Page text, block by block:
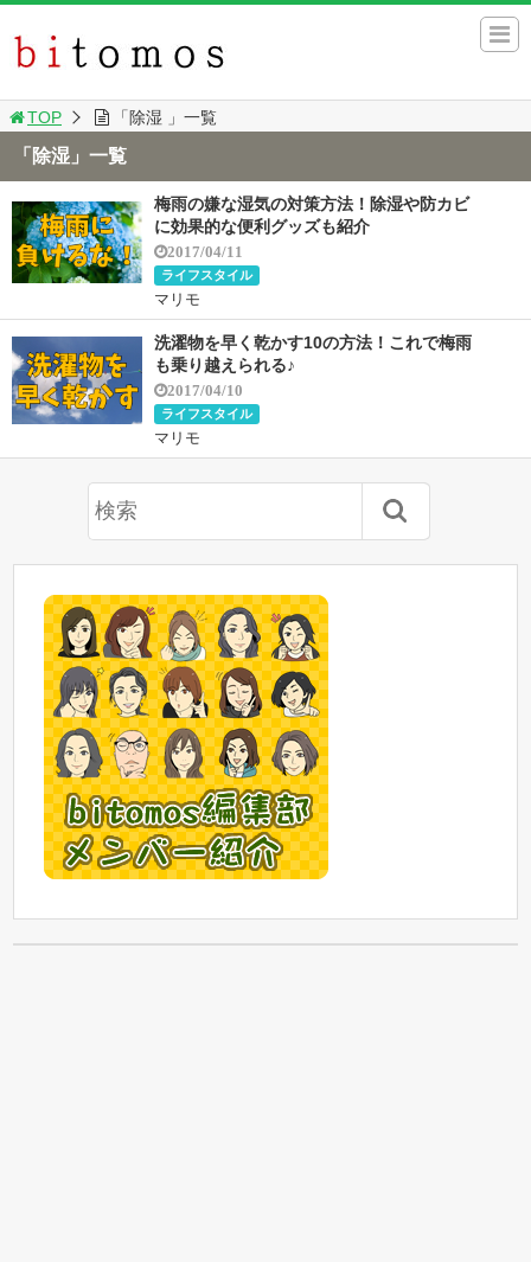
TOP 「除湿 」一覧
「除湿」一覧
梅雨の嫌な湿気の対策方法！除湿や防カビ
に効果的な便利グッズも紹介
2017/04/11
ライフスタイル
マリモ
洗濯物を早く乾かす10の方法！これで梅雨
も乗り越えられる♪
2017/04/10
ライフスタイル
マリモ